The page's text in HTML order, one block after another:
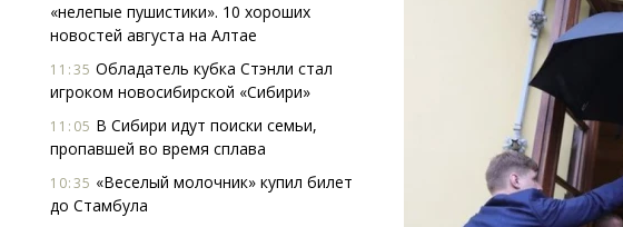
«нелепые пушистики». 10 хороших
новостей августа на Алтае
11:35 Обладатель кубка Стэнли стал
игроком новосибирской «Сибири»
11:05 В Сибири идут поиски семьи,
пропавшей во время сплава
10:35 «Веселый молочник» купил билет
до Стамбула